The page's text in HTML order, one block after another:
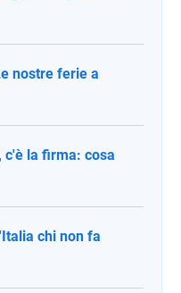
nostre ferie a
c'è la firma: cosa
chi non fa